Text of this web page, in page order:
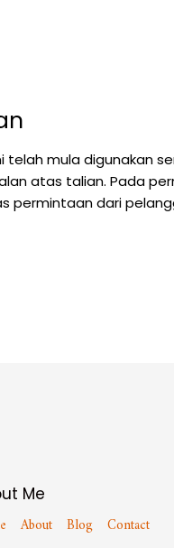
telah mula digunakan
atas talian. Pada
permintaan dari
Me
About Blog Contact